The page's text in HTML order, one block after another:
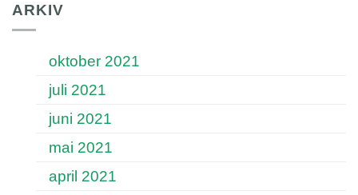
ARKIV
oktober 2021
juli 2021
juni 2021
mai 2021
april 2021